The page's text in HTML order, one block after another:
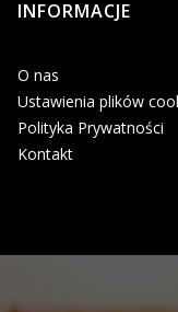
INFORMACJE
O nas
Ustawienia plików
Polityka Prywatności
Kontakt